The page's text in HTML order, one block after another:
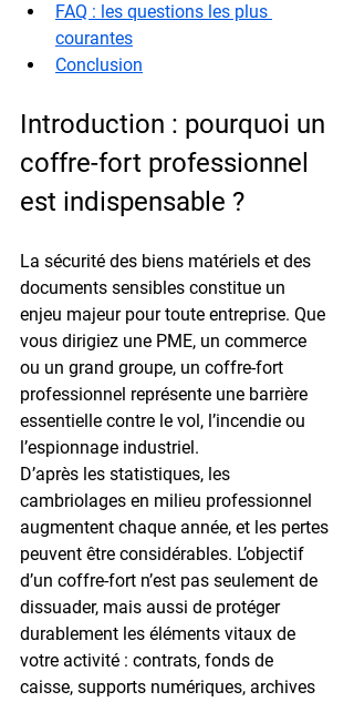
FAQ : les questions les plus
courantes
Conclusion
Introduction : pourquoi un
coffre-fort professionnel
est indispensable ?
La sécurité des biens matériels et des
documents sensibles constitue un
enjeu majeur pour toute entreprise. Que
vous dirigiez une PME, un commerce
ou un grand groupe, un coffre-fort
professionnel représente une barrière
essentielle contre le vol, l’incendie ou
l’espionnage industriel.
D’après les statistiques, les
cambriolages en milieu professionnel
augmentent chaque année, et les pertes
peuvent être considérables. L’objectif
d’un coffre-fort n’est pas seulement de
dissuader, mais aussi de protéger
durablement les éléments vitaux de
votre activité : contrats, fonds de
caisse, supports numériques, archives